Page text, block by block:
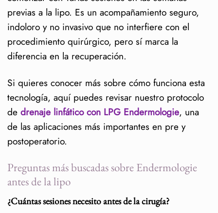
previas a la lipo. Es un acompañamiento seguro,
indoloro y no invasivo que no interfiere con el
procedimiento quirúrgico, pero sí marca la
diferencia en la recuperación.
Si quieres conocer más sobre cómo funciona esta
tecnología, aquí puedes revisar nuestro protocolo
de drenaje linfático con LPG Endermologie, una
de las aplicaciones más importantes en pre y
postoperatorio.
Preguntas más buscadas sobre Endermologie
antes de la lipo
¿Cuántas sesiones necesito antes de la cirugía?